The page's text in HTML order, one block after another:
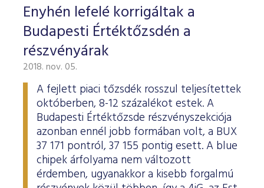
Enyhén lefelé korrigáltak a
Budapesti Értéktőzsdén a
részvényárak
2018. nov. 05.
A fejlett piaci tőzsdék rosszul teljesítettek
októberben, 8-12 százalékot estek. A
Budapesti Értéktőzsde részvényszekciója
azonban ennél jobb formában volt, a BUX
37 171 pontról, 37 155 pontig esett. A blue
chipek árfolyama nem változott
érdemben, ugyanakkor a kisebb forgalmú